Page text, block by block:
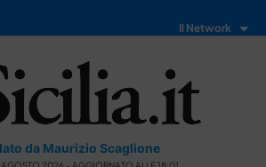
Il Network
da Maurizio Scaglione